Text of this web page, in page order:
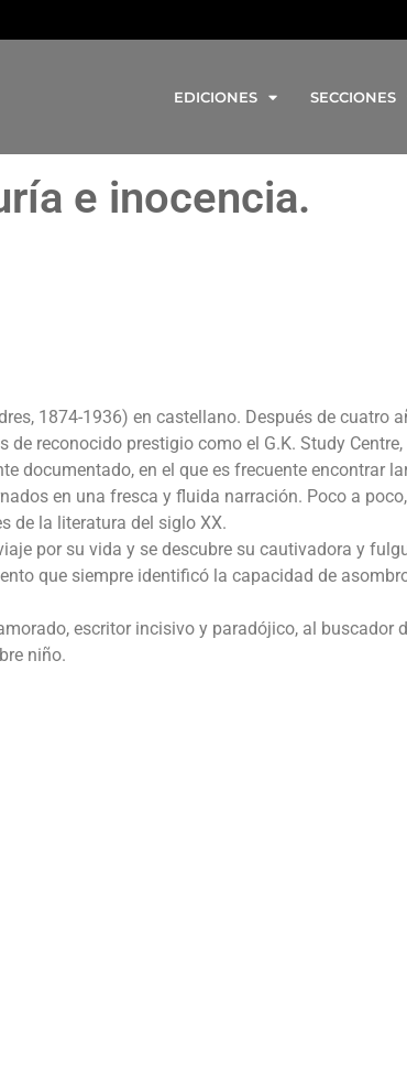
EDICIONES SECCIONES
e inocencia.
1874-1936) en castellano. Después de cuatro
reconocido prestigio como el G.K. Study Centre,
documentado, en el que es frecuente encontrar
en una fresca y fluida narración. Poco a
de la literatura del siglo XX.
por su vida y se descubre su cautivadora y
que siempre identificó la capacidad de
escritor incisivo y paradójico, al buscador
niño.